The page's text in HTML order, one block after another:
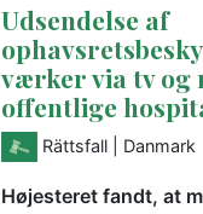
Udsendelse af
værker via tv og
offentlige
Rättsfall | Danmark
Højesteret fandt, at